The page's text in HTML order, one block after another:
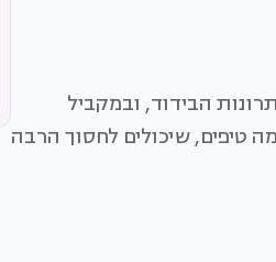
הבידוד, ובמקביל
טיפים, שיכולים לחסוך הרבה